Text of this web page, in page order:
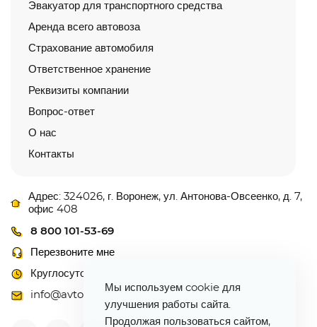
Эвакуатор для транспортного средства
Аренда всего автовоза
Страхование автомобиля
Ответственное хранение
Реквизиты компании
Вопрос-ответ
О нас
Контакты
Адрес: 324026, г. Воронеж, ул. Антонова-Овсеенко, д. 7,
офис 408
8 800 101-53-69
Перезвоните мне
Круглосуточно
info@avtovoz-centr.ru
Мы используем cookie для
улучшения работы сайта.
Продолжая пользоваться сайтом,